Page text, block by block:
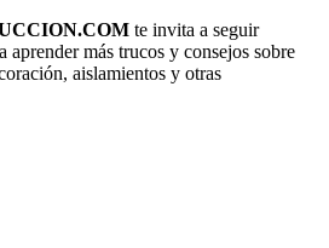
te invita a seguir
aprender más trucos y consejos sobre
aislamientos y otras